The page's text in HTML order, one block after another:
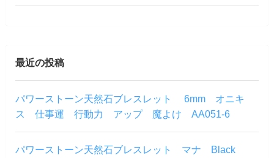
最近の投稿
パワーストーン天然石ブレスレット 6mm オニキ
ス 仕事運 行動力 アップ 魔よけ AA051-6
パワーストーン天然石ブレスレット マナ Black